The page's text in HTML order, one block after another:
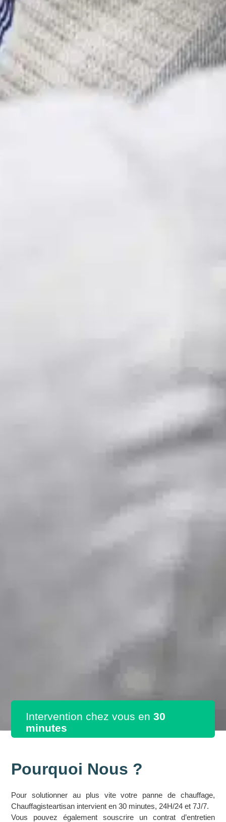
Intervention chez vous en 30
minutes
Pourquoi Nous ?
Pour solutionner au plus vite votre panne de chauffage,
Chauffagisteartisan intervient en 30 minutes, 24H/24 et 7J/7.
Vous pouvez également souscrire un contrat d’entretien